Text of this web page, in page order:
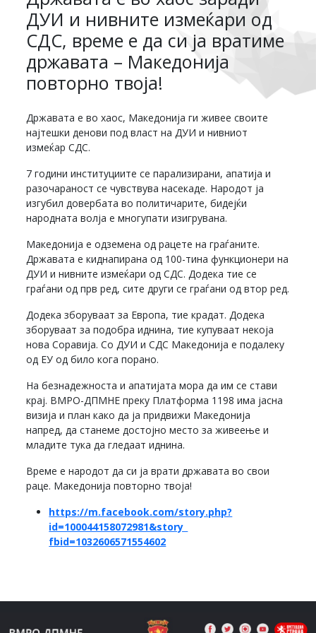
ДУИ и нивните измеќари од
СДС, време е да си ја вратиме
државата – Македонија
повторно твоја!
Државата е во хаос, Македонија ги живее своите
најтешки денови под власт на ДУИ и нивниот
измеќар СДС.
7 години институциите се парализирани, апатија и
разочараност се чувствува насекаде. Народот ја
изгубил довербата во политичарите, бидејќи
народната волја е многупати изигрувана.
Македонија е одземена од рацете на граѓаните.
Државата е киднапирана од 100-тина функционери на
ДУИ и нивните измеќари од СДС. Додека тие се
граѓани од прв ред, сите други се граѓани од втор ред.
Додека зборуваат за Европа, тие крадат. Додека
зборуваат за подобра иднина, тие купуваат некоја
нова Соравија. Со ДУИ и СДС Македонија е подалеку
од ЕУ од било кога порано.
На безнадежноста и апатијата мора да им се стави
крај. ВМРО-ДПМНЕ преку Платформа 1198 има јасна
визија и план како да ја придвижи Македонија
напред, да станеме достојно место за живеење и
младите тука да гледаат иднина.
Време е народот да си ја врати државата во свои
раце. Македонија повторно твоја!
https://m.facebook.com/story.php?
id=100044158072981&story_
fbid=1032606571554602